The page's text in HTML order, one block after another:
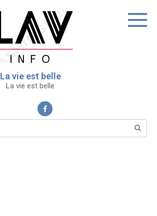
La vie est belle
La vie est belle